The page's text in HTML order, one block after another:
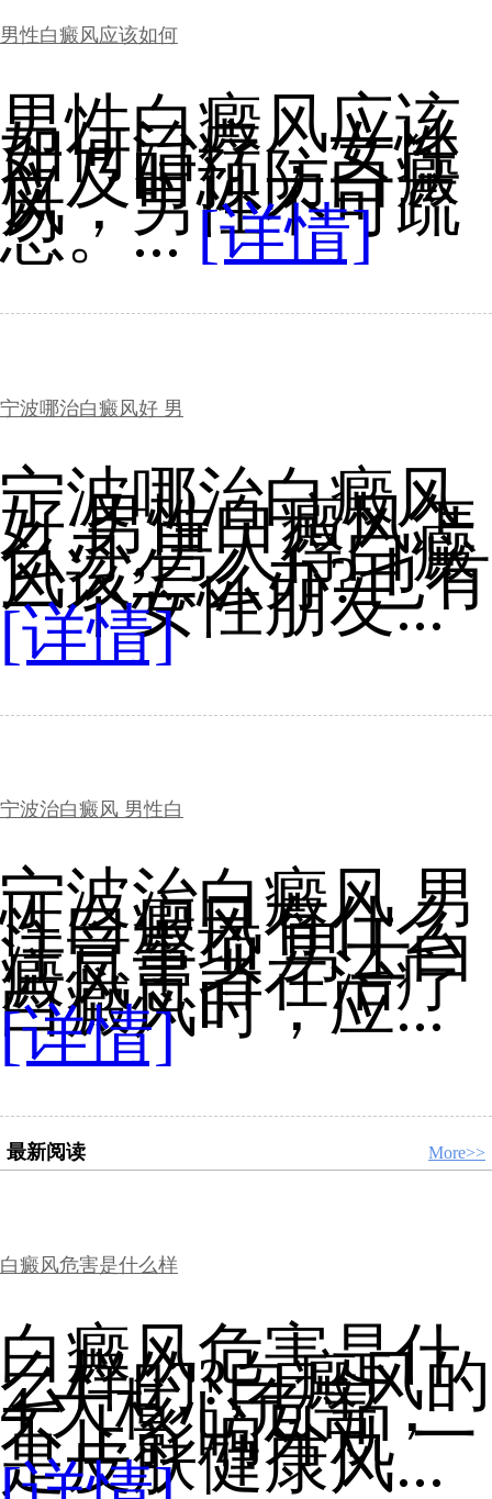
男性白癜风应该如何
男性白癜风应该
如何治疗，女性
应及时预防白癜
风，男性不可疏
忽。...[详情]
宁波哪治白癜风好 男
宁波哪治白癜风
好 男性白癜风怎
么办,男人得白癜
风该怎么办?也有
一个女性朋友...
[详情]
宁波治白癜风 男性白
宁波治白癜风 男
性白癜风有什么
注意事项 男士白
癜风患者在治疗
白癜风时，应...
[详情]
最新阅读 More>>
白癜风危害是什么样
白癜风危害是什
么样的?白癜风的
4 大核心危害，
不止影响外观 一
是皮肤健康风...